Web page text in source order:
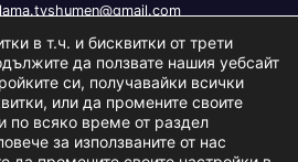
Шумен.|Изработка: S.I.T Solutions
в т.ч. и бисквитки от трети
да ползвате нашия уебсайт
си, получавайки всички
или да промените своите
по всяко време от раздел
за използваните от нас